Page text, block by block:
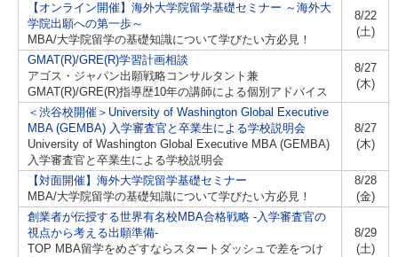
【オンライン開催】海外大学院留学基礎セミナー ～海外大
学院出願への第一歩～
MBA/大学院留学の基礎知識について学びたい方必見！
8/22
(土)
GMAT(R)/GRE(R)学習計画相談
アゴス・ジャパン出願戦略コンサルタント兼
GMAT(R)/GRE(R)指導歴10年の講師による個別アドバイス
8/27
(木)
＜渋谷校開催＞University of Washington Global Executive
MBA (GEMBA) 入学審査官と卒業生による学校説明会
University of Washington Global Executive MBA (GEMBA)
入学審査官と卒業生による学校説明会
8/27
(木)
【対面開催】海外大学院留学基礎セミナー
MBA/大学院留学の基礎知識について学びたい方必見！
8/28
(金)
創業者が伝授する世界有名校MBA合格戦略 -入学審査官の
視点から考える出願準備-
TOP MBA留学をめざすならスタートダッシュで差をつけ
8/29
(土)